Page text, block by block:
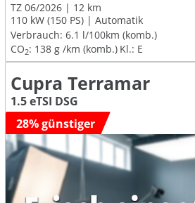
TZ 06/2026
12 km
110 kW (150 PS)
Automatik
Verbrauch: 6.1 l/100km (komb.)
CO2: 138 g /km (komb.) Kl.: E
Cupra Terramar
1.5 eTSI DSG
28% günstiger